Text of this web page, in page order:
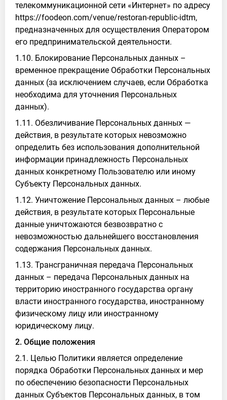
телекоммуникационной сети «Интернет» по адресу
https://foodeon.com/venue/restoran-republic-idtm,
предназначенных для осуществления Оператором
его предпринимательской деятельности.
1.10. Блокирование Персональных данных –
временное прекращение Обработки Персональных
данных (за исключением случаев, если Обработка
необходима для уточнения Персональных
данных).
1.11. Обезличивание Персональных данных —
действия, в результате которых невозможно
определить без использования дополнительной
информации принадлежность Персональных
данных конкретному Пользователю или иному
Субъекту Персональных данных.
1.12. Уничтожение Персональных данных – любые
действия, в результате которых Персональные
данные уничтожаются безвозвратно с
невозможностью дальнейшего восстановления
содержания Персональных данных.
1.13. Трансграничная передача Персональных
данных – передача Персональных данных на
территорию иностранного государства органу
власти иностранного государства, иностранному
физическому лицу или иностранному
юридическому лицу.
2. Общие положения
2.1. Целью Политики является определение
порядка Обработки Персональных данных и мер
по обеспечению безопасности Персональных
данных Субъектов Персональных данных, в том